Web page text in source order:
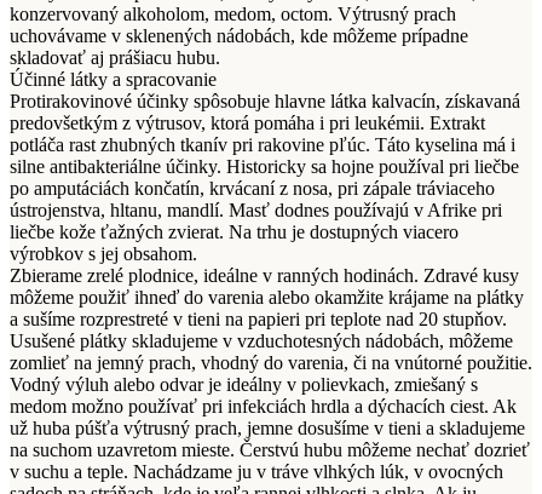
konzervovaný alkoholom, medom, octom. Výtrusný prach
uchovávame v sklenených nádobách, kde môžeme prípadne
skladovať aj prášiacu hubu.
Účinné látky a spracovanie
Protirakovinové účinky spôsobuje hlavne látka kalvacín, získavaná
predovšetkým z výtrusov, ktorá pomáha i pri leukémii. Extrakt
potláča rast zhubných tkanív pri rakovine pľúc. Táto kyselina má i
silne antibakteriálne účinky. Historicky sa hojne používal pri liečbe
po amputáciách končatín, krvácaní z nosa, pri zápale tráviaceho
ústrojenstva, hltanu, mandlí. Masť dodnes používajú v Afrike pri
liečbe kože ťažných zvierat. Na trhu je dostupných viacero
výrobkov s jej obsahom.
Zbierame zrelé plodnice, ideálne v ranných hodinách. Zdravé kusy
môžeme použiť ihneď do varenia alebo okamžite krájame na plátky
a sušíme rozprestreté v tieni na papieri pri teplote nad 20 stupňov.
Usušené plátky skladujeme v vzduchotesných nádobách, môžeme
zomlieť na jemný prach, vhodný do varenia, či na vnútorné použitie.
Vodný výluh alebo odvar je ideálny v polievkach, zmiešaný s
medom možno používať pri infekciách hrdla a dýchacích ciest. Ak
už huba púšťa výtrusný prach, jemne dosušíme v tieni a skladujeme
na suchom uzavretom mieste. Čerstvú hubu môžeme nechať dozrieť
v suchu a teple. Nachádzame ju v tráve vlhkých lúk, v ovocných